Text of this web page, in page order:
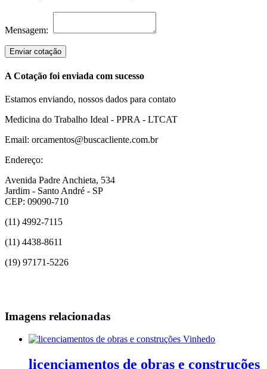
Mensagem:
Enviar cotação
A Cotação foi enviada com sucesso
Estamos enviando, nossos dados para contato
Medicina do Trabalho Ideal - PPRA - LTCAT
Email: orcamentos@buscacliente.com.br
Endereço:
Avenida Padre Anchieta, 534
Jardim - Santo André - SP
CEP: 09090-710
(11) 4992-7115
(11) 4438-8611
(19) 97171-5226
Imagens relacionadas
licenciamentos de obras e construções